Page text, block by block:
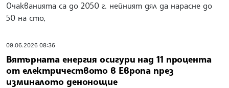
Очакванията са до 2050 г. нейният дял да нарасне до
50 на сто,
09.06.2026 08:36
Вятърната енергия осигури над 11 процента
от електричеството в Европа през
изминалото денонощие